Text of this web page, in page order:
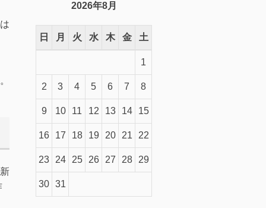
2026年8月
日 月 火 水 木 金 土
1
2 3 4 5 6 7 8
9 10 11 12 13 14 15
16 17 18 19 20 21 22
23 24 25 26 27 28 29
30 31